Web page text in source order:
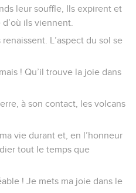
très saint ! Que le cœur de
rempli de joie !
sa puissance ! Aspirez à
!
a opérés ! Rappelez-vous
sa bouche a prononcés !
son serviteur Vous, fils
lui qui gouverne l’univers
alliance, De la parole